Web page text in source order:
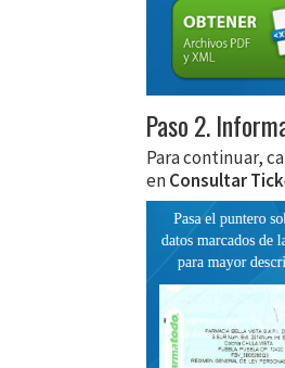
Paso 2.
Para continuar,
enConsultar